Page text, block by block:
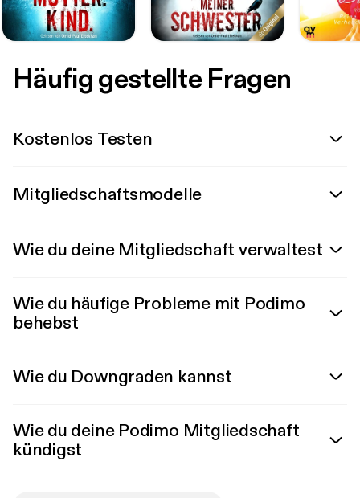
Häufig gestellte Fragen
Kostenlos Testen
Mitgliedschaftsmodelle
Wie du deine Mitgliedschaft verwaltest
Wie du häufige Probleme mit Podimo
behebst
Wie du Downgraden kannst
Wie du deine Podimo Mitgliedschaft
kündigst